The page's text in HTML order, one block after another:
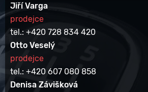
Jiří Varga
prodejce
tel.: +420 728 834 420
Otto Veselý
prodejce
tel.: +420 607 080 858
Denisa Závišková